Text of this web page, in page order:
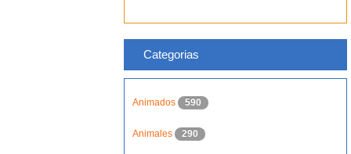
Categorias
Animados 590
Animales 290